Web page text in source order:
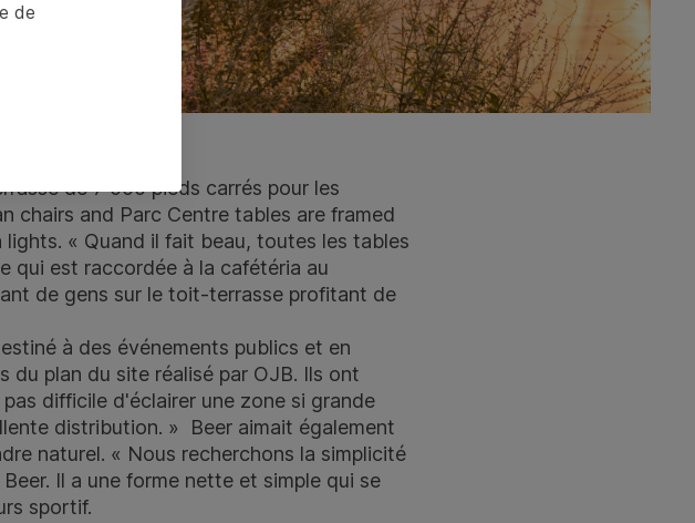
de 7 000 pieds carrés pour les
chairs and Parc Centre tables are framed
lights. « Quand il fait beau, toutes les tables
qui est raccordée à la cafétéria au
de gens sur le toit-terrasse profitant de
à des événements publics et en
du plan du site réalisé par OJB. Ils ont
difficile d'éclairer une zone si grande
distribution. » Beer aimait également
naturel. « Nous recherchons la simplicité
Il a une forme nette et simple qui se
sportif.
de